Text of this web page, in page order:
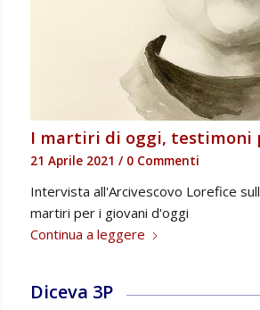
I martiri di oggi, testimoni
21 Aprile 2021 / 0 Commenti
Intervista all'Arcivescovo Lorefice
martiri per i giovani d'oggi
Continua a leggere
Diceva 3P